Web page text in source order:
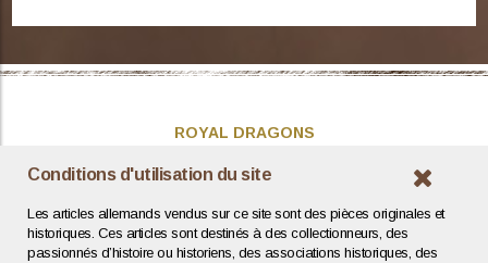
Conditions d'utilisation du site
Les articles allemands vendus sur ce site sont des pièces originales et
historiques. Ces articles sont destinés à des collectionneurs, des
passionnés d’histoire ou historiens, des associations historiques, des
ROYAL DRAGONS
Présentation
Contact / Coordonnées